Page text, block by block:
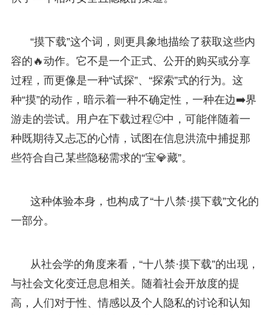
“摸下载”这个词，则更具象地描绘了获取这些内
容的🔥动作。它不是一个正式、公开的购买或分享
过程，而更像是一种“试探”、“探索”式的行为。这
种“摸”的动作，暗示着一种不确定性，一种在边➡️界
游走的尝试。用户在下载过程🙂中，可能伴随着一
种既期待又忐忑的心情，试图在信息洪流中捕捉那
些符合自己某些隐秘需求的“宝💎藏”。
这种体验本身，也构成了“十八禁·摸下载”文化的
一部分。
从社会学的角度来看，“十八禁·摸下载”的出现，
与社会文化变迁息息相关。随着社会开放度的提
高，人们对于性、情感以及个人隐私的讨论和认知